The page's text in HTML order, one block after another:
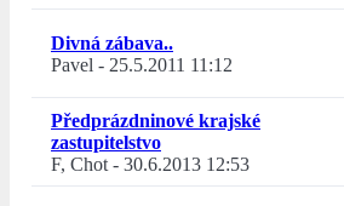
Divná zábava..
Pavel - 25.5.2011 11:12
Předprázdninové krajské
zastupitelstvo
F, Chot- 30.6.2013 12:53